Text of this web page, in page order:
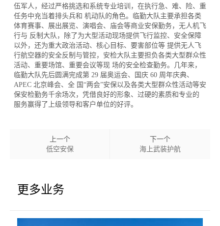
伍军人，经过严格挑选和系统专业培训，在执行急、难、险、重
任务中充当着排头兵和 机动队的角色。临勤大队主要承担各类
体育赛事、展出展览、演唱会、庙会等商业安保勤务，无人机飞
行与 反制大队，除了为大型活动现场提供飞行监控、安全保障
以外，还为重大政治活动、核心目标、要害部位等 提供无人飞
行航空器的安全反制与管控，安检大队主要担负各类大型群众性
活动、重要场馆、重要会议等现 场的安全检查勤务。几年来，
临勤大队先后圆满完成第 29 届奥运会、国庆 60 周年庆典、
APEC 北京峰会、全 国“两会”安保以及各类大型群众性活动等安
保安检勤务千余场次，凭借良好的形象、过硬的素质和专业的
服务赢得了上级领导和客户单位的好评。
上一个
低空安保
下一个
海上武装护航
更多业务